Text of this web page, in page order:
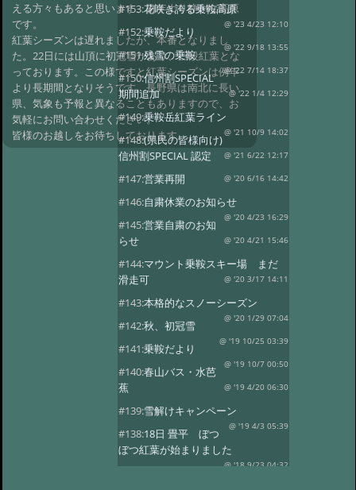
える方々もあると思います、例年より静かな高原
です。
紅葉シーズンは遅れましたが、本番となりまし
た。22日には山頂に初冠雪があり、三段紅葉とな
っております。この様ですと紅葉シーズンは例年
より長期間となりそうです。長野県は南北に長い
県、気象も予報と異なることもありますので、お
気軽にお問い合わせください。
皆様のお越しをお待ちしております。
#153:花咲き誇る乗鞍高原
@ '23 4/23 12:10
#152:乗鞍だより
@ '22 9/18 13:55
#151:残雪の乗鞍
@ '22 7/14 18:37
#150:信州割SPECIAL
期間追加
@ '22 1/4 12:29
#149:乗鞍岳紅葉ライン
@ '21 10/9 14:02
#148:(県民の皆様向け)
信州割SPECIAL 認定
@ '21 6/22 12:17
#147:営業再開 @ '20 6/16 14:42
#146:自粛休業のお知らせ
@ '20 4/23 16:29
#145:営業自粛のお知
らせ
@ '20 4/21 15:46
#144:マウント乗鞍スキー場 まだ
滑走可
@ '20 3/17 14:11
#143:本格的なスノーシーズン
@ '20 1/29 07:04
#142:秋、初冠雪
@ '19 10/25 03:39
#141:乗鞍だより
@ '19 10/7 00:50
#140:春山バス・水芭
蕉
@ '19 4/20 06:30
#139:雪解けキャンペーン
@ '19 4/3 05:39
#138:18日 畳平 ぼつ
ぼつ紅葉が始まりました
@ '18 9/23 04:32